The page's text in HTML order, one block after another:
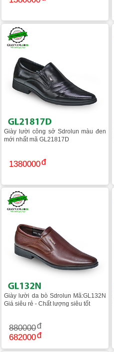
Giày lười công sở Sdrolun màu đen
mới nhất mã GL21817D
1380000
Giày lười da bò Sdrolun Mã:GL132N
Giá siêu rẻ - Chất lượng siêu tốt
880000
682000